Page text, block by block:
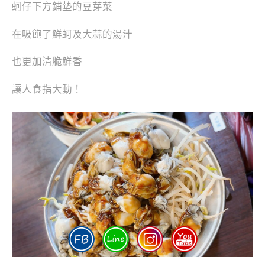
蚵仔下方鋪墊的豆芽菜
在吸飽了鮮蚵及大蒜的湯汁
也更加清脆鮮香
讓人食指大動！